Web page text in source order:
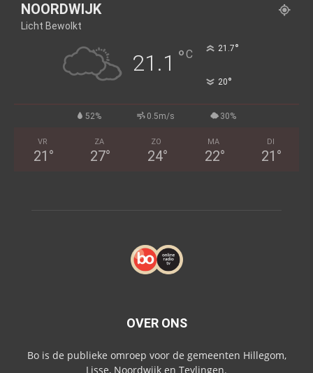
NOORDWIJK
Licht Bewolkt
21.1 °C 21.7°
20°
52% 0.5m/s 30%
VR
21 °
ZA
27°
ZO
24°
MA
22°
DI
21 °
OVER ONS
Bo is de publieke omroep voor de gemeenten Hillegom,
Lisse, Noordwijk en Teylingen.